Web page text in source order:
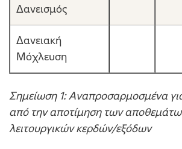
Δανεισμός
Δανειακή
Μόχλευση
Σημείωση 1: Αναπροσαρμοσμένα για
από την αποτίμηση των
λειτουργικών κερδών/εξόδων